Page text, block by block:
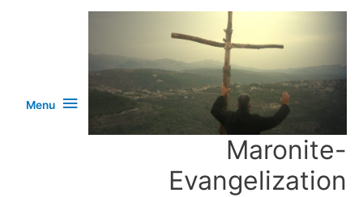
تخطي
Maronite-
Evangelization
Menu
Menu